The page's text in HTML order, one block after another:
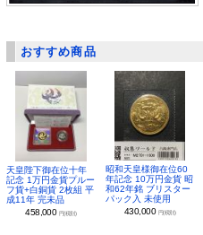
おすすめ商品
天皇陛下御在位十年
記念 1万円金貨プルー
フ貨+白銅貨 2枚組 平
成11年 完未品
458,000 円(税別)
昭和天皇様御在位60
年記念 10万円金貨 昭
和62年銘 ブリスター
パック入 未使用
430,000 円(税別)